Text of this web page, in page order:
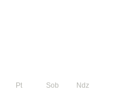
Pt Sob Ndz